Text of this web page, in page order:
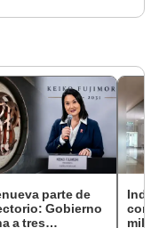
parte de
Gobierno
a tres
con